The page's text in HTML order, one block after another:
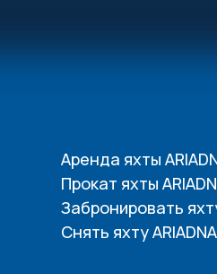
Аренда яхты
Прокат яхты
Забронировать
Снять яхту